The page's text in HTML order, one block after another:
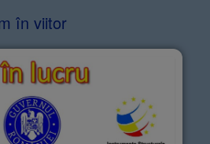
în viitor